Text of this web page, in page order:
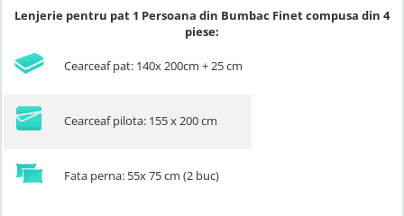
Lenjerie pentru pat 1 Persoana din Bumbac Finet compusa din 4
piese:
Cearceaf pat: 140x 200cm + 25 cm
Cearceaf pilota: 155 x 200 cm
Fata perna: 55x 75 cm (2 buc)